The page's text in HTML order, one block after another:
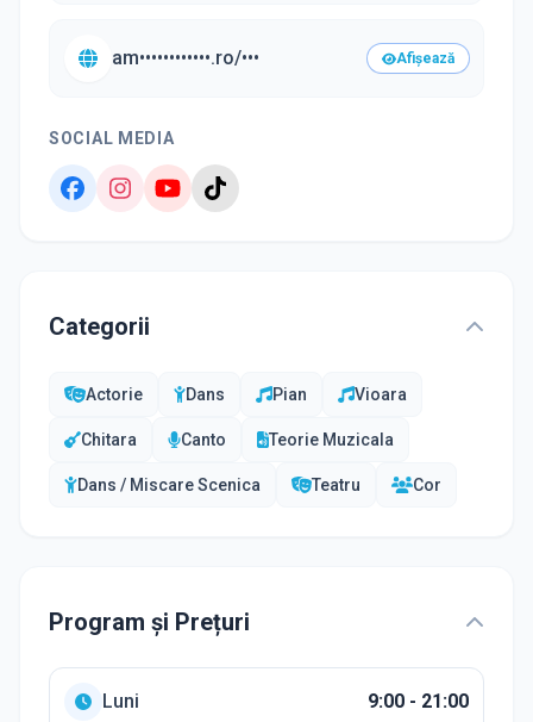
am••••••••••••.ro/••• Afișează
SOCIAL MEDIA
Categorii
Actorie Dans Pian Vioara
Chitara Canto Teorie Muzicala
Dans / Miscare Scenica Teatru Cor
Program și Prețuri
Luni 9:00 - 21:00